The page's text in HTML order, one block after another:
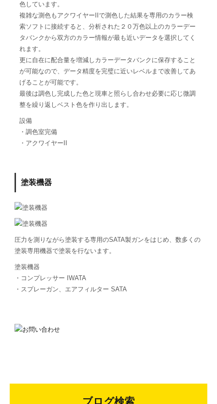
色しています。
複雑な測色もアクワイヤーIIで測色した結果を専用のカラー検
索ソフトに接続すると、分析された２０万色以上のカラーデー
タバンクから双方のカラー情報が最も近いデータを選択してく
れます。
更に自在に配合量を増減しカラーデータバンクに保存すること
が可能なので、データ精度を完璧に近いレベルまで改善してあ
げることが可能です。
最後は調色し完成した色と現車と照らし合わせ必要に応じ微調
整を繰り返しベスト色を作り出します。
設備
・調色室完備
・アクワイヤーII
塗装機器
圧力を測りながら塗装する専用のSATA製ガンをはじめ、数多くの
塗装専用機器で塗装を行ないます。
塗装機器
・コンプレッサー IWATA
・スプレーガン、エアフィルター SATA
ブログ検索